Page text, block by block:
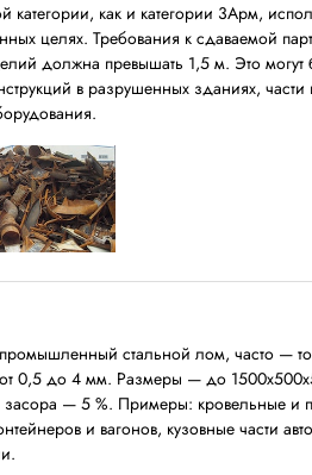
как и категории 3Арм,
целях. Требования к сдаваемой
должна превышать 1,5 м. Это могут
в разрушенных зданиях, части
стальной лом, часто —
0,5 до 4 мм. Размеры — до
засора — 5 %. Примеры: кровельные и
и вагонов, кузовные части